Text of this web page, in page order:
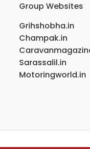
Group Websites
Grihshobha.in
Champak.in
Sarassalil.in
Motoringworld.in